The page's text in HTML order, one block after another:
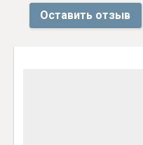
Оставить отзыв